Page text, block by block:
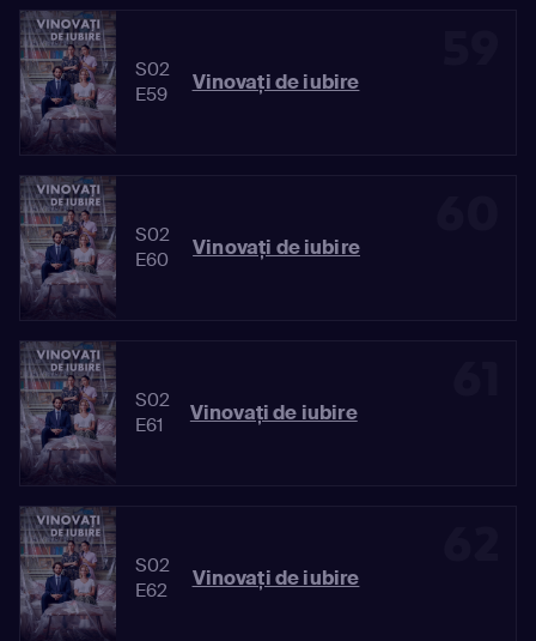
S02
E59
Vinovaţi de iubire
S02
E60
Vinovaţi de iubire
S02
E61
Vinovaţi de iubire
S02
E62
Vinovaţi de iubire